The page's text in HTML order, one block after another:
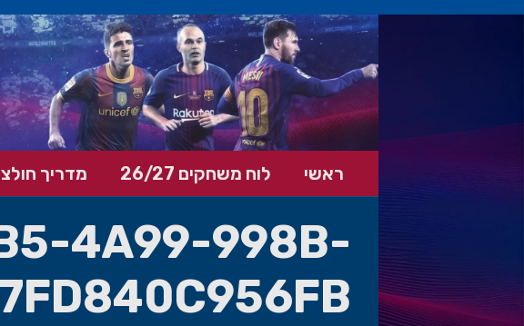
ראשי לוח משחקים 26/27 מדריך
4A99-998B-
7FD840C956FB